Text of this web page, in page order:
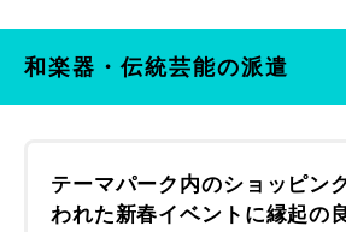
和楽器・伝統芸能の派遣
テーマパーク内のショッピン
われた新春イベントに縁起の